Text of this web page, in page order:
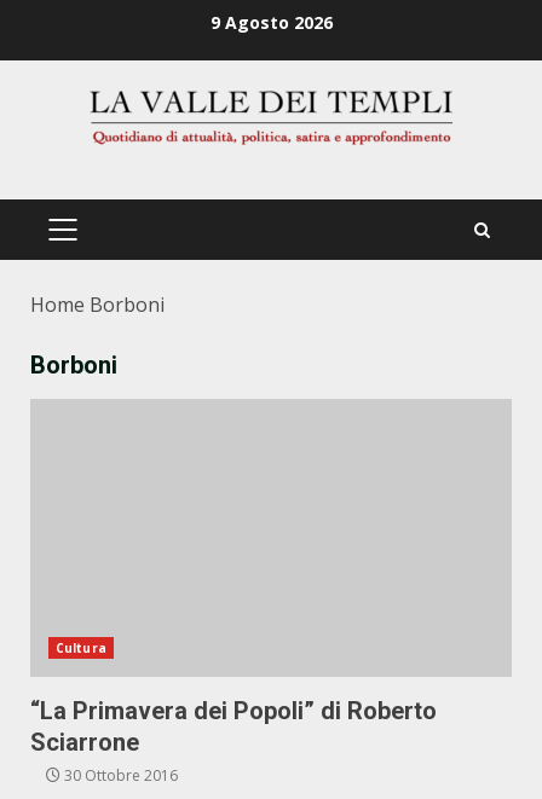
9 Agosto 2026
PRIMÄRES
Home Borboni
Borboni
Cultura
“La Primavera dei Popoli” di Roberto
Sciarrone
30 Ottobre 2016